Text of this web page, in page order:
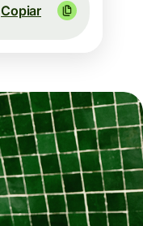
Copiar